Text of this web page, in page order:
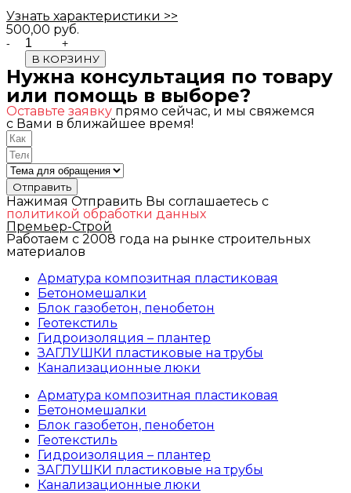
Узнать характеристики >>
500,00 руб.
Quantity
В КОРЗИНУ
Нужна консультация по товару
или помощь в выборе?
Оставьте заявку прямо сейчас, и мы свяжемся
с Вами в ближайшее время!
Отправить
Нажимая Отправить Вы соглашаетесь с
политикой обработки данных
Премьер-Строй
Работаем с 2008 года на рынке строительных
материалов
Арматура композитная пластиковая
Бетономешалки
Блок газобетон, пенобетон
Геотекстиль
Гидроизоляция – плантер
ЗАГЛУШКИ пластиковые на трубы
Канализационные люки
Арматура композитная пластиковая
Бетономешалки
Блок газобетон, пенобетон
Геотекстиль
Гидроизоляция – плантер
ЗАГЛУШКИ пластиковые на трубы
Канализационные люки